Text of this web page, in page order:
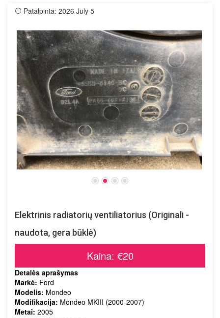
Patalpinta: 2026 July 5
Elektrinis radiatorių ventiliatorius (Originali -
naudota, gera būklė)
Kaina: €20
Detalės aprašymas
Markė: Ford
Modelis: Mondeo
Modifikacija: Mondeo MKIII (2000-2007)
Metai: 2005